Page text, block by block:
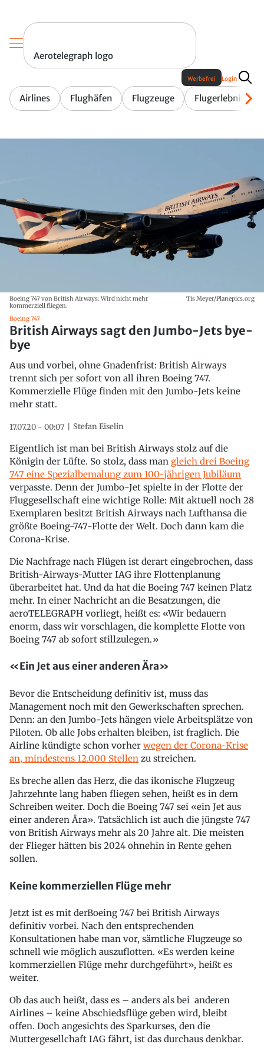
Aerotelegraph logo
Airlines Flughäfen Flugzeuge Flugerlebnis
Werbefrei Login
Boeing 747 von British Airways: Wird nicht mehr
kommerziell fliegen.
Tis Meyer/Planepics.org
Boeing 747
British Airways sagt den Jumbo-Jets bye-
bye
Aus und vorbei, ohne Gnadenfrist: British Airways
trennt sich per sofort von all ihren Boeing 747.
Kommerzielle Flüge finden mit den Jumbo-Jets keine
mehr statt.
17.07.20 - 00:07 Stefan Eiselin
Eigentlich ist man bei British Airways stolz auf die
Königin der Lüfte. So stolz, dass man gleich drei Boeing
747 eine Spezialbemalung zum 100-jährigen Jubiläum
verpasste. Denn der Jumbo-Jet spielte in der Flotte der
Fluggesellschaft eine wichtige Rolle: Mit aktuell noch 28
Exemplaren besitzt British Airways nach Lufthansa die
größte Boeing-747-Flotte der Welt. Doch dann kam die
Corona-Krise.
Die Nachfrage nach Flügen ist derart eingebrochen, dass
British-Airways-Mutter IAG ihre Flottenplanung
überarbeitet hat. Und da hat die Boeing 747 keinen Platz
mehr. In einer Nachricht an die Besatzungen, die
aeroTELEGRAPH vorliegt, heißt es: «Wir bedauern
enorm, dass wir vorschlagen, die komplette Flotte von
Boeing 747 ab sofort stillzulegen.»
«Ein Jet aus einer anderen Ära»
Bevor die Entscheidung definitiv ist, muss das
Management noch mit den Gewerkschaften sprechen.
Denn: an den Jumbo-Jets hängen viele Arbeitsplätze von
Piloten. Ob alle Jobs erhalten bleiben, ist fraglich. Die
Airline kündigte schon vorher wegen der Corona-Krise
an, mindestens 12.000 Stellen zu streichen.
Es breche allen das Herz, die das ikonische Flugzeug
Jahrzehnte lang haben fliegen sehen, heißt es in dem
Schreiben weiter. Doch die Boeing 747 sei «ein Jet aus
einer anderen Ära». Tatsächlich ist auch die jüngste 747
von British Airways mehr als 20 Jahre alt. Die meisten
der Flieger hätten bis 2024 ohnehin in Rente gehen
sollen.
Keine kommerziellen Flüge mehr
Jetzt ist es mit derBoeing 747 bei British Airways
definitiv vorbei. Nach den entsprechenden
Konsultationen habe man vor, sämtliche Flugzeuge so
schnell wie möglich auszuflotten. «Es werden keine
kommerziellen Flüge mehr durchgeführt», heißt es
weiter.
Ob das auch heißt, dass es – anders als bei anderen
Airlines – keine Abschiedsflüge geben wird, bleibt
offen. Doch angesichts des Sparkurses, den die
Muttergesellchaft IAG fährt, ist das durchaus denkbar.